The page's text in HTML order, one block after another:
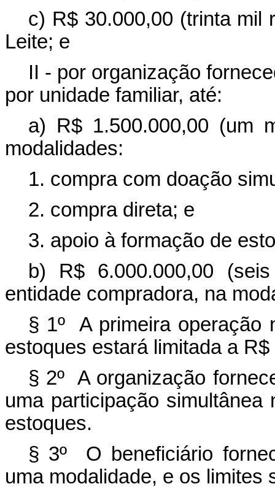
c) R$ 30.000,00 (trinta mil
Leite; e
II - por organização
por unidade familiar, até:
a) R$ 1.500.000,00 (um
modalidades:
1. compra com doação
2. compra direta; e
3. apoio à formação de
b) R$ 6.000.000,00
entidade compradora, na
§ 1º A primeira operação
estoques estará limitada a
§ 2º A organização
uma participação
estoques.
§ 3º O beneficiário
uma modalidade, e os limites